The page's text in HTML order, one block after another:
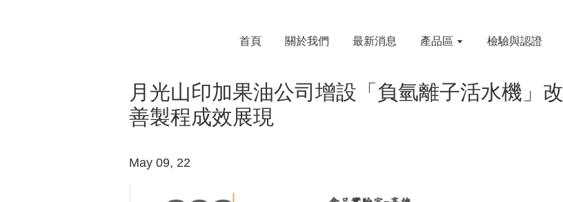
首頁 關於我們 最新消息 產品區 檢驗與認證
月光山印加果油公司增設「負氫離子活水機」改
善製程成效展現
May 09, 22